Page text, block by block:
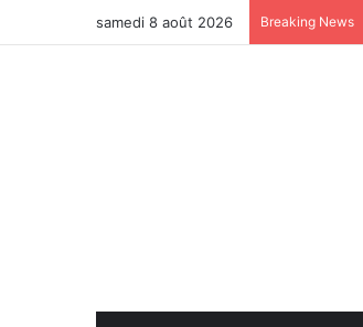
samedi 8 août 2026 Breaking News